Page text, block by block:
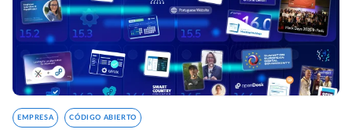
EMPRESA CÓDIGO ABIERTO